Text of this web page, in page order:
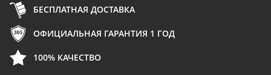
БЕСПЛАТНАЯ ДОСТАВКА
ОФИЦИАЛЬНАЯ ГАРАНТИЯ 1 ГОД
100% КАЧЕСТВО